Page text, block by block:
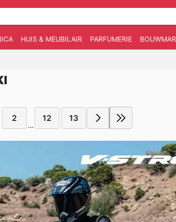
HUIS & MEUBILAIR PARFUMERIE
2
...
12 13